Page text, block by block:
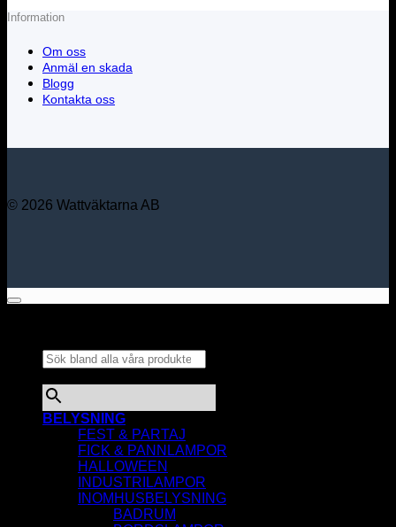
Information
Om oss
Anmäl en skada
Blogg
Kontakta oss
© 2026 Wattväktarna AB
BELYSNING
FEST & PARTAJ
FICK & PANNLAMPOR
HALLOWEEN
INDUSTRILAMPOR
INOMHUSBELYSNING
BADRUM